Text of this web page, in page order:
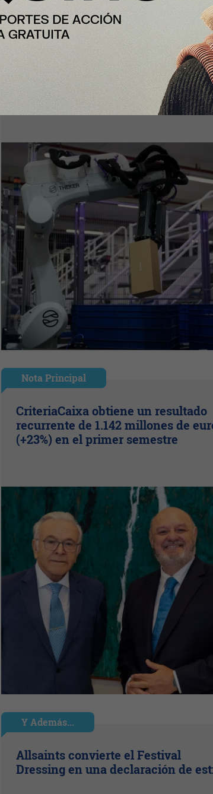
InfoStartUps
Mango colabora con Theker para
desarrollar proyectos de
en su centro logístico
Nota Principal
CriteriaCaixa obtiene un resultado
recurrente de 1.142 millones de
(+23%) en el primer semestre
Y Además...
Allsaints convierte el Festival
Dressing en una declaración de